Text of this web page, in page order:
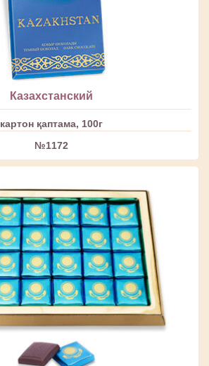
Казахстанский
картон қаптама, 100г
№1172